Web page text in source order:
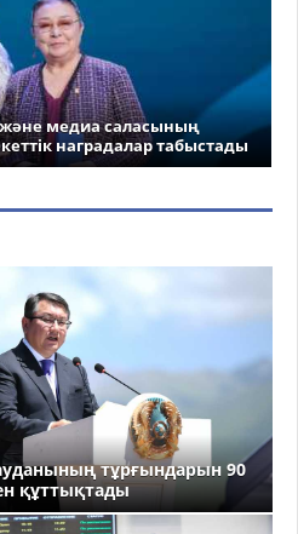
медиа саласының
наградалар табыстады
тұрғындарын 90
құттықтады